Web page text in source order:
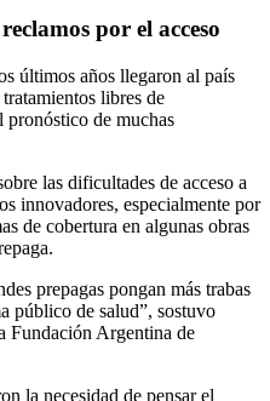
por el acceso
últimos años llegaron al país
libres de
pronóstico de muchas
las dificultades de acceso a
innovadores, especialmente por
de cobertura en algunas obras
prepagas pongan más trabas
público de salud”, sostuvo
Fundación Argentina de
la necesidad de pensar el